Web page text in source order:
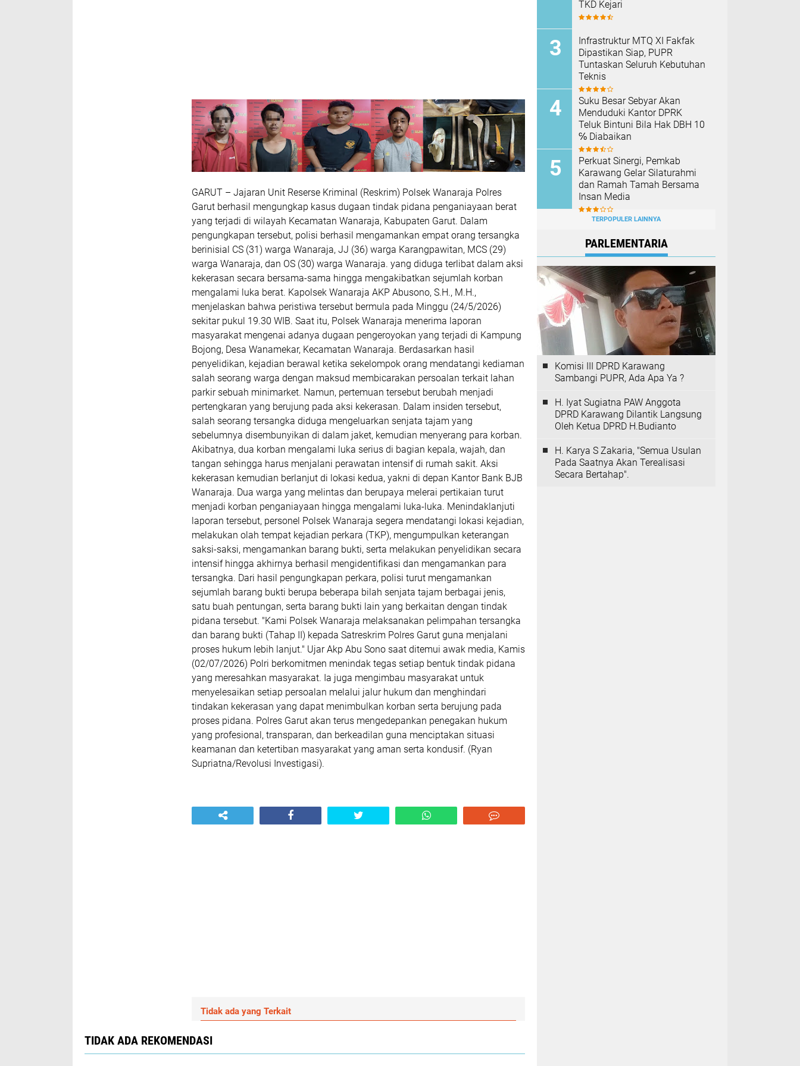
GARUT – Jajaran Unit Reserse Kriminal (Reskrim) Polsek Wanaraja Polres
Garut berhasil mengungkap kasus dugaan tindak pidana penganiayaan berat
yang terjadi di wilayah Kecamatan Wanaraja, Kabupaten Garut. Dalam
pengungkapan tersebut, polisi berhasil mengamankan empat orang tersangka
berinisial CS (31) warga Wanaraja, JJ (36) warga Karangpawitan, MCS (29)
warga Wanaraja, dan OS (30) warga Wanaraja. yang diduga terlibat dalam aksi
kekerasan secara bersama-sama hingga mengakibatkan sejumlah korban
mengalami luka berat. Kapolsek Wanaraja AKP Abusono, S.H., M.H.,
menjelaskan bahwa peristiwa tersebut bermula pada Minggu (24/5/2026)
sekitar pukul 19.30 WIB. Saat itu, Polsek Wanaraja menerima laporan
masyarakat mengenai adanya dugaan pengeroyokan yang terjadi di Kampung
Bojong, Desa Wanamekar, Kecamatan Wanaraja. Berdasarkan hasil
penyelidikan, kejadian berawal ketika sekelompok orang mendatangi kediaman
salah seorang warga dengan maksud membicarakan persoalan terkait lahan
parkir sebuah minimarket. Namun, pertemuan tersebut berubah menjadi
pertengkaran yang berujung pada aksi kekerasan. Dalam insiden tersebut,
salah seorang tersangka diduga mengeluarkan senjata tajam yang
sebelumnya disembunyikan di dalam jaket, kemudian menyerang para korban.
Akibatnya, dua korban mengalami luka serius di bagian kepala, wajah, dan
tangan sehingga harus menjalani perawatan intensif di rumah sakit. Aksi
kekerasan kemudian berlanjut di lokasi kedua, yakni di depan Kantor Bank BJB
Wanaraja. Dua warga yang melintas dan berupaya melerai pertikaian turut
menjadi korban penganiayaan hingga mengalami luka-luka. Menindaklanjuti
laporan tersebut, personel Polsek Wanaraja segera mendatangi lokasi kejadian,
melakukan olah tempat kejadian perkara (TKP), mengumpulkan keterangan
saksi-saksi, mengamankan barang bukti, serta melakukan penyelidikan secara
intensif hingga akhirnya berhasil mengidentifikasi dan mengamankan para
tersangka. Dari hasil pengungkapan perkara, polisi turut mengamankan
sejumlah barang bukti berupa beberapa bilah senjata tajam berbagai jenis,
satu buah pentungan, serta barang bukti lain yang berkaitan dengan tindak
pidana tersebut. "Kami Polsek Wanaraja melaksanakan pelimpahan tersangka
dan barang bukti (Tahap II) kepada Satreskrim Polres Garut guna menjalani
proses hukum lebih lanjut." Ujar Akp Abu Sono saat ditemui awak media, Kamis
(02/07/2026) Polri berkomitmen menindak tegas setiap bentuk tindak pidana
yang meresahkan masyarakat. Ia juga mengimbau masyarakat untuk
menyelesaikan setiap persoalan melalui jalur hukum dan menghindari
tindakan kekerasan yang dapat menimbulkan korban serta berujung pada
proses pidana. Polres Garut akan terus mengedepankan penegakan hukum
yang profesional, transparan, dan berkeadilan guna menciptakan situasi
keamanan dan ketertiban masyarakat yang aman serta kondusif. (Ryan
Supriatna/Revolusi Investigasi).
Tidak ada yang Terkait
TIDAK ADA REKOMENDASI
TKD Kejari ‎
Infrastruktur MTQ XI Fakfak
Dipastikan Siap, PUPR
Tuntaskan Seluruh Kebutuhan
Teknis
Suku Besar Sebyar Akan
Menduduki Kantor DPRK
Teluk Bintuni Bila Hak DBH 10
℅ Diabaikan
Perkuat Sinergi, Pemkab
Karawang Gelar Silaturahmi
dan Ramah Tamah Bersama
Insan Media
TERPOPULER LAINNYA
PARLEMENTARIA
Komisi III DPRD Karawang
Sambangi PUPR, Ada Apa Ya ?
H. Iyat Sugiatna PAW Anggota
DPRD Karawang Dilantik Langsung
Oleh Ketua DPRD H.Budianto
H. Karya S Zakaria, "Semua Usulan
Pada Saatnya Akan Terealisasi
Secara Bertahap".